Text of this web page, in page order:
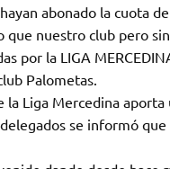
abonado la cuota
nuestro club pero
por la LIGA
Palometas.
la Liga Mercedina
se informó